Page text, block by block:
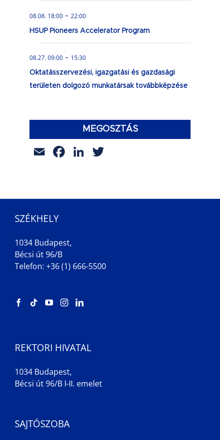
08.08. 18:00 - 22:00
HSUP Pioneers Accelerator Program
08.27. 09:00 - 15:30
Oktatásszervezési, igazgatási és gazdasági
területen dolgozó munkatársak továbbképzése
MEGOSZTÁS
EmailFacebook
LinkedIn
SZÉKHELY
1034 Budapest,
Bécsi út 96/B
Telefon: +36 (1) 666-5500
REKTORI HIVATAL
1034 Budapest,
Bécsi út 96/B I-II. emelet
SAJTÓSZOBA